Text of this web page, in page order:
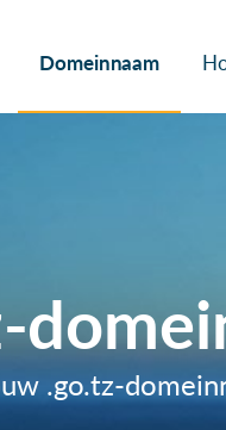
Domeinnaam
.go.tz-